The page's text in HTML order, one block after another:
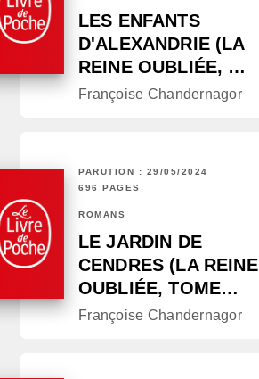
LES ENFANTS
D'ALEXANDRIE (LA
REINE OUBLIÉE, …
Françoise Chandernagor
PARUTION : 29/05/2024
696 PAGES
ROMANS
LE JARDIN DE
CENDRES (LA REINE
OUBLIÉE, TOME…
Françoise Chandernagor